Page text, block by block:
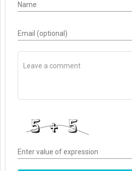
Name
Email (optional)
Enter value of expression